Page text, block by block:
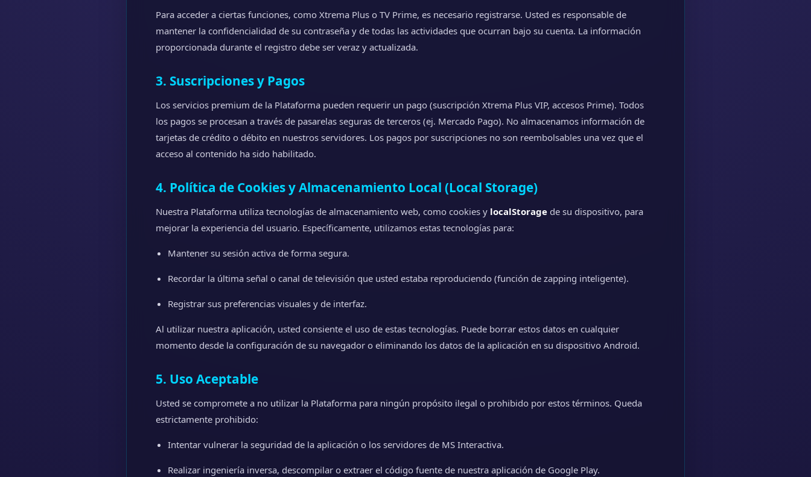
Para acceder a ciertas funciones, como Xtrema Plus o TV Prime, es necesario registrarse. Usted es responsable de
mantener la confidencialidad de su contraseña y de todas las actividades que ocurran bajo su cuenta. La información
proporcionada durante el registro debe ser veraz y actualizada.
3. Suscripciones y Pagos
Los servicios premium de la Plataforma pueden requerir un pago (suscripción Xtrema Plus VIP, accesos Prime). Todos
los pagos se procesan a través de pasarelas seguras de terceros (ej. Mercado Pago). No almacenamos información de
tarjetas de crédito o débito en nuestros servidores. Los pagos por suscripciones no son reembolsables una vez que el
acceso al contenido ha sido habilitado.
4. Política de Cookies y Almacenamiento Local (Local Storage)
Nuestra Plataforma utiliza tecnologías de almacenamiento web, como cookies y localStorage de su dispositivo, para
mejorar la experiencia del usuario. Específicamente, utilizamos estas tecnologías para:
Mantener su sesión activa de forma segura.
Recordar la última señal o canal de televisión que usted estaba reproduciendo (función de zapping inteligente).
Registrar sus preferencias visuales y de interfaz.
Al utilizar nuestra aplicación, usted consiente el uso de estas tecnologías. Puede borrar estos datos en cualquier
momento desde la configuración de su navegador o eliminando los datos de la aplicación en su dispositivo Android.
5. Uso Aceptable
Usted se compromete a no utilizar la Plataforma para ningún propósito ilegal o prohibido por estos términos. Queda
estrictamente prohibido:
Intentar vulnerar la seguridad de la aplicación o los servidores de MS Interactiva.
Realizar ingeniería inversa, descompilar o extraer el código fuente de nuestra aplicación de Google Play.